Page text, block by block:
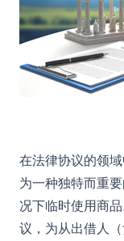
租赁合同：您需
在法律协议的领
为一种独特而重
况下临时使用商
议，为从出借人